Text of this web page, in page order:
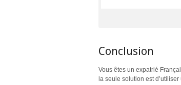
Conclusion
Vous êtes un expatrié
la seule solution est d’utiliser